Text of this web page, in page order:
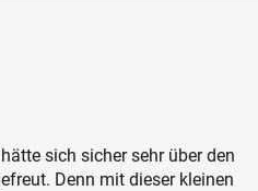
sich sicher sehr über den
Denn mit dieser kleinen